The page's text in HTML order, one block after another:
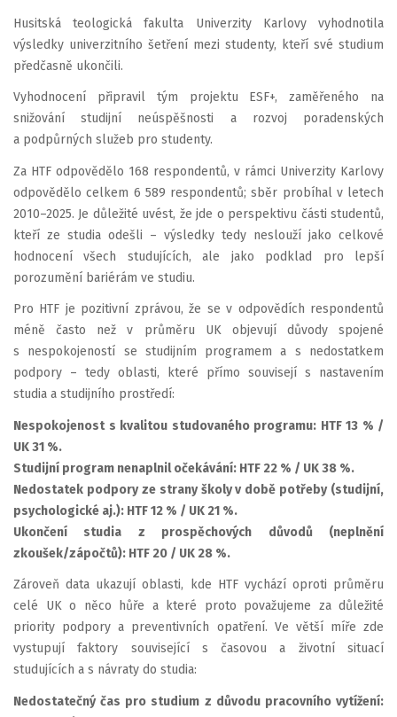
Husitská teologická fakulta Univerzity Karlovy vyhodnotila
výsledky univerzitního šetření mezi studenty, kteří své studium
předčasně ukončili.
Vyhodnocení připravil tým projektu ESF+, zaměřeného na
snižování studijní neúspěšnosti a rozvoj poradenských
a podpůrných služeb pro studenty.
Za HTF odpovědělo 168 respondentů, v rámci Univerzity Karlovy
odpovědělo celkem 6 589 respondentů; sběr probíhal v letech
2010–2025. Je důležité uvést, že jde o perspektivu části studentů,
kteří ze studia odešli – výsledky tedy neslouží jako celkové
hodnocení všech studujících, ale jako podklad pro lepší
porozumění bariérám ve studiu.
Pro HTF je pozitivní zprávou, že se v odpovědích respondentů
méně často než v průměru UK objevují důvody spojené
s nespokojeností se studijním programem a s nedostatkem
podpory – tedy oblasti, které přímo souvisejí s nastavením
studia a studijního prostředí:
Nespokojenost s kvalitou studovaného programu: HTF 13 % /
UK 31 %.
Studijní program nenaplnil očekávání: HTF 22 % / UK 38 %.
Nedostatek podpory ze strany školy v době potřeby (studijní,
psychologické aj.): HTF 12 % / UK 21 %.
Ukončení studia z prospěchových důvodů (neplnění
zkoušek/zápočtů): HTF 20 / UK 28 %.
Zároveň data ukazují oblasti, kde HTF vychází oproti průměru
celé UK o něco hůře a které proto považujeme za důležité
priority podpory a preventivních opatření. Ve větší míře zde
vystupují faktory související s časovou a životní situací
studujících a s návraty do studia:
Nedostatečný čas pro studium z důvodu pracovního vytížení: